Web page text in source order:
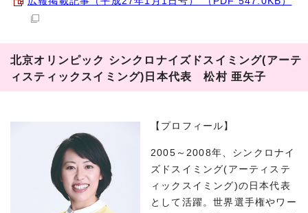
北京オリンピック シンクロナイズドスイミング(アーテ
ィスティックスイミング)日本代表 松村 亜矢子
【プロフィール】
2005～2008年、シンクロナイ
ズドスイミング(アーティステ
ィックスイミング)の日本代表
として活躍。世界選手権やワー